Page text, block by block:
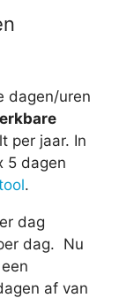
dagen/uren
per jaar. In
5 dagen
.
dag
dag. Nu
af van